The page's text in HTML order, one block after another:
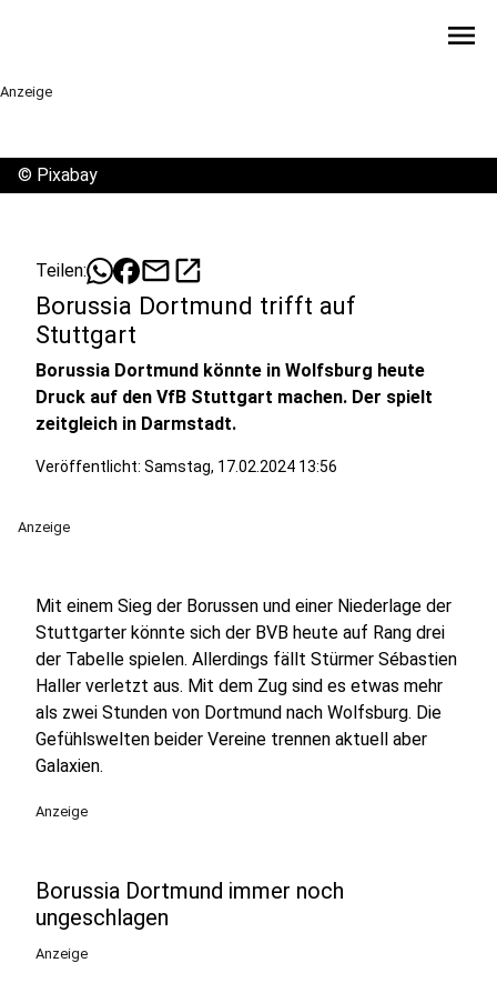
menu
Anzeige
© Pixabay
Teilen: mailopen_in_new
Borussia Dortmund trifft auf
Stuttgart
Borussia Dortmund könnte in Wolfsburg heute
Druck auf den VfB Stuttgart machen. Der spielt
zeitgleich in Darmstadt.
Veröffentlicht: Samstag, 17.02.2024 13:56
Anzeige
Mit einem Sieg der Borussen und einer Niederlage der
Stuttgarter könnte sich der BVB heute auf Rang drei
der Tabelle spielen. Allerdings fällt Stürmer Sébastien
Haller verletzt aus. Mit dem Zug sind es etwas mehr
als zwei Stunden von Dortmund nach Wolfsburg. Die
Gefühlswelten beider Vereine trennen aktuell aber
Galaxien.
Anzeige
Borussia Dortmund immer noch
ungeschlagen
Anzeige